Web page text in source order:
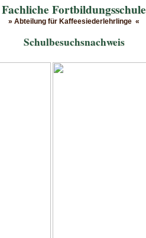
Fachliche Fortbildungsschule
» Abteilung für Kaffeesiederlehrlinge «
Schulbesuchsnachweis